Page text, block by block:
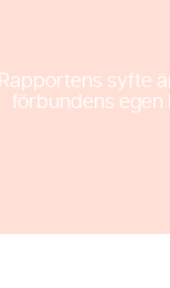
Rapportens syfte
förbundens egen